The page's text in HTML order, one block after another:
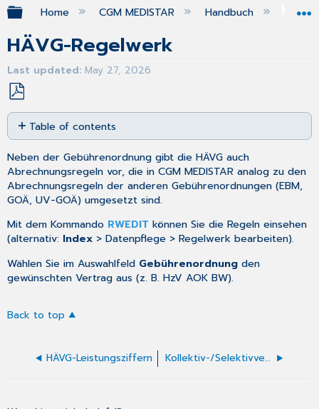
Expand/collapse global hierarchy
Home CGM MEDISTAR Handbuch
HÄVG-Regelwerk
Last updated May 27, 2026
Save
as
PDF
Table of contents
No
headers
Neben der Gebührenordnung gibt die HÄVG auch
Abrechnungsregeln vor, die in CGM MEDISTAR analog zu den
Abrechnungsregeln der anderen Gebührenordnungen (EBM,
GOÄ, UV-GOÄ) umgesetzt sind.
Mit dem Kommando RWEDIT können Sie die Regeln einsehen
(alternativ: Index > Datenpflege > Regelwerk bearbeiten).
Wählen Sie im Auswahlfeld Gebührenordnung den
gewünschten Vertrag aus (z. B. HzV AOK BW).
Back to top
HÄVG-Leistungsziffern Kollektiv-/Selektivverträge